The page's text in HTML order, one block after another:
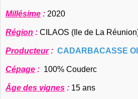
Millésime : 2020
Région : CILAOS (Ile de La
Producteur: CADARBACASSE
Cépage : 100% Couderc
Âge des vignes : 15 ans